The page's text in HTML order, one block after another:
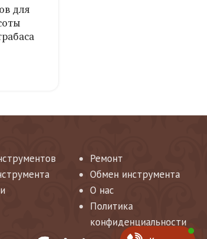
для
Ремонт
Обмен инструмента
О нас
Политика
конфиденциальности